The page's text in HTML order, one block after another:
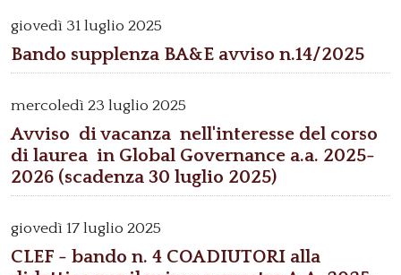
giovedì 31 luglio 2025
Bando supplenza BA&E avviso n.14/2025
mercoledì 23 luglio 2025
Avviso di vacanza nell'interesse del corso
di laurea in Global Governance a.a. 2025-
2026 (scadenza 30 luglio 2025)
giovedì 17 luglio 2025
CLEF - bando n. 4 COADIUTORI alla